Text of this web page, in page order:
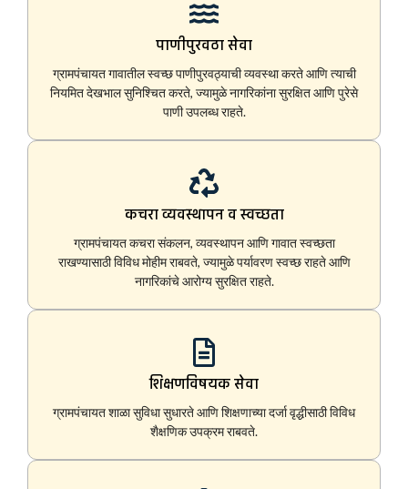
पाणीपुरवठा सेवा
ग्रामपंचायत गावातील स्वच्छ पाणीपुरवठ्याची व्यवस्था करते आणि त्याची
नियमित देखभाल सुनिश्चित करते, ज्यामुळे नागरिकांना सुरक्षित आणि पुरेसे
पाणी उपलब्ध राहते.
कचरा व्यवस्थापन व स्वच्छता
ग्रामपंचायत कचरा संकलन, व्यवस्थापन आणि गावात स्वच्छता
राखण्यासाठी विविध मोहीम राबवते, ज्यामुळे पर्यावरण स्वच्छ राहते आणि
नागरिकांचे आरोग्य सुरक्षित राहते.
शिक्षणविषयक सेवा
ग्रामपंचायत शाळा सुविधा सुधारते आणि शिक्षणाच्या दर्जा वृद्धीसाठी विविध
शैक्षणिक उपक्रम राबवते.